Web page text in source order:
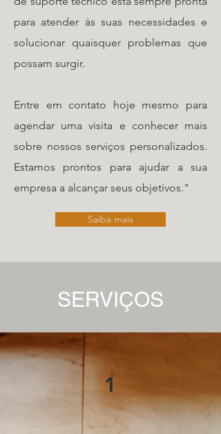
para atender às suas necessidades e
solucionar quaisquer problemas que
possam surgir.
Entre em contato hoje mesmo para
agendar uma visita e conhecer mais
sobre nossos serviços personalizados.
Estamos prontos para ajudar a sua
empresa a alcançar seus objetivos."
Saiba mais
SERVIÇOS
1